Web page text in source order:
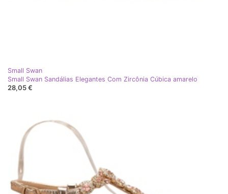
Small Swan
Small Swan Sandálias Elegantes Com Zircônia Cúbica amarelo
28,05 €